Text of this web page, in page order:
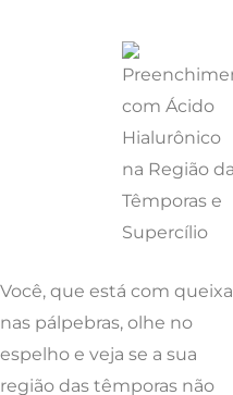
Você, que está com queixa
nas pálpebras, olhe no
espelho e veja se a sua
região das têmporas não